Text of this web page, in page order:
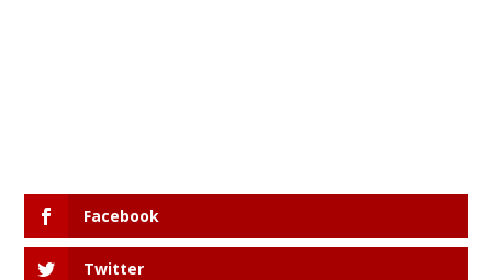
Facebook
Twitter